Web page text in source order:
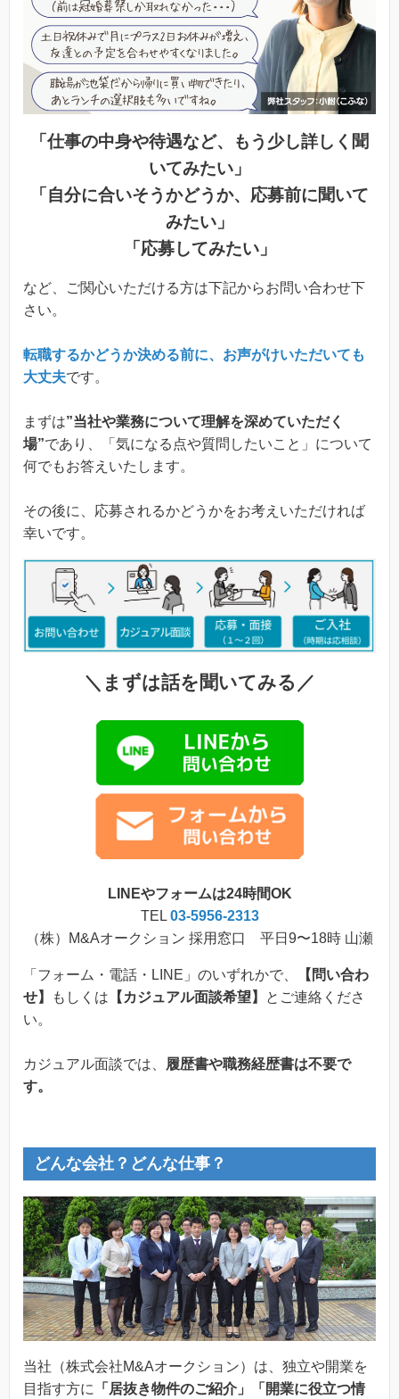
「仕事の中身や待遇など、もう少し詳しく聞
いてみたい」
「自分に合いそうかどうか、応募前に聞いて
みたい」
「応募してみたい」
など、ご関心いただける方は下記からお問い合わせ下
さい。
転職するかどうか決める前に、お声がけいただいても
大丈夫です。
まずは”当社や業務について理解を深めていただく
場”であり、「気になる点や質問したいこと」について
何でもお答えいたします。
その後に、応募されるかどうかをお考えいただければ
幸いです。
＼まずは話を聞いてみる／
LINEやフォームは24時間OK
TEL 03-5956-2313
（株）M&Aオークション 採用窓口 平日9〜18時 山瀬
「フォーム・電話・LINE」のいずれかで、
【問い合わ
せ】
もしくは 【カジュアル面談希望】
とご連絡くださ
い。
カジュアル面談では、
履歴書や職務経歴書は不要で
す。
どんな会社？どんな仕事？
当社（株式会社M&Aオークション）は、独立や開業を
目指す方に
「居抜き物件のご紹介」「開業に役立つ情